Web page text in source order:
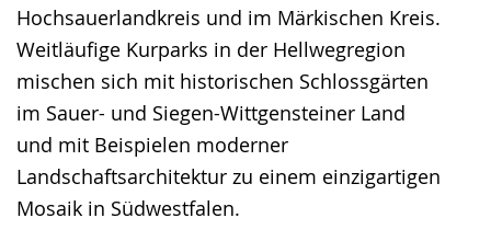
Hochsauerlandkreis und im Märkischen Kreis.
Weitläufige Kurparks in der Hellwegregion
mischen sich mit historischen Schlossgärten
im Sauer- und Siegen-Wittgensteiner Land
und mit Beispielen moderner
Landschaftsarchitektur zu einem einzigartigen
Mosaik in Südwestfalen.